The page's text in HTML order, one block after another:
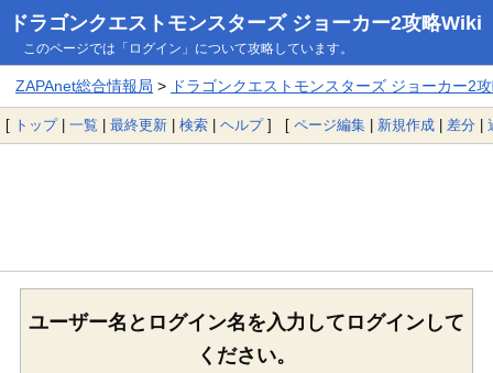
ドラゴンクエストモンスターズ ジョーカー2攻略Wiki
このページでは「ログイン」について攻略しています。
ZAPAnet総合情報局 > ドラゴンクエストモンスターズ ジョーカー2
[ トップ| 一覧 | 最終更新 | 検索 | ヘルプ] [ ページ編集 | 新規作成 | 差分 |
ユーザー名とログイン名を入力してログインして
ください。